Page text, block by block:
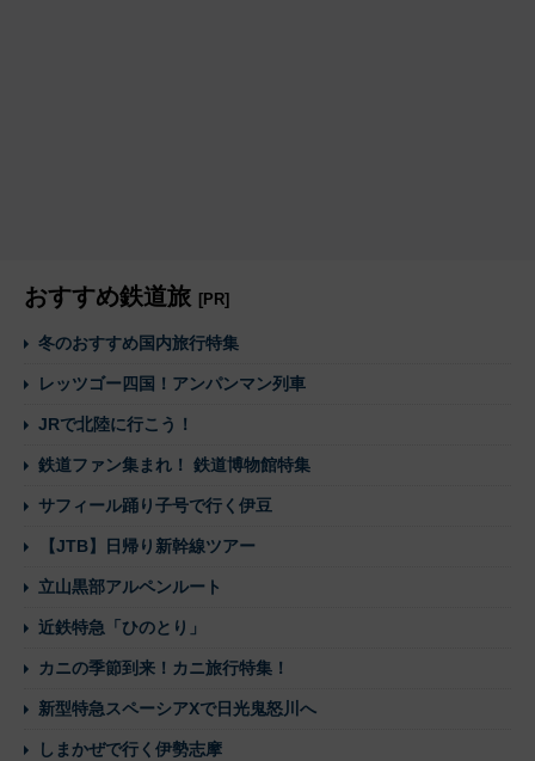
おすすめ鉄道旅 [PR]
冬のおすすめ国内旅行特集
レッツゴー四国！アンパンマン列車
JRで北陸に行こう！
鉄道ファン集まれ！ 鉄道博物館特集
サフィール踊り子号で行く伊豆
【JTB】日帰り新幹線ツアー
立山黒部アルペンルート
近鉄特急「ひのとり」
カニの季節到来！カニ旅行特集！
新型特急スペーシアXで日光鬼怒川へ
しまかぜで行く伊勢志摩